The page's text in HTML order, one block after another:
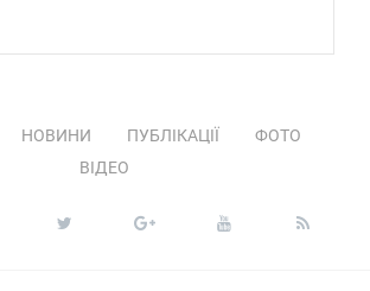
НОВИНИ ПУБЛІКАЦІЇ
ФОТО
ВІДЕО